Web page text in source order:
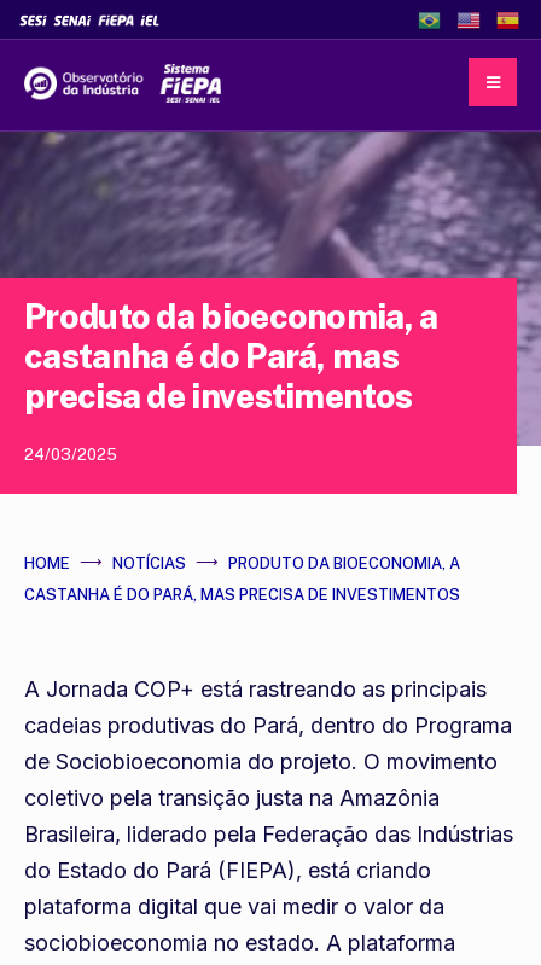
Produto da bioeconomia, a
castanha é do Pará, mas
precisa de investimentos
24/03/2025
HOME NOTÍCIAS
PRODUTO DA BIOECONOMIA, A
CASTANHA É DO PARÁ, MAS PRECISA DE INVESTIMENTOS
A Jornada COP+ está rastreando as principais
cadeias produtivas do Pará, dentro do Programa
de Sociobioeconomia do projeto. O movimento
coletivo pela transição justa na Amazônia
Brasileira, liderado pela Federação das Indústrias
do Estado do Pará (FIEPA), está criando
plataforma digital que vai medir o valor da
sociobioeconomia no estado. A plataforma